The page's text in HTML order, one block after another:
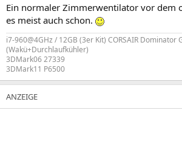
Ein normaler Zimmerwentilator vor dem
es meist auch schon.
i7-960@4GHz / 12GB (3er Kit) CORSAIR Dominator
(Wakü+Durchlaufkühler)
3DMark06 27339
3DMark11 P6500